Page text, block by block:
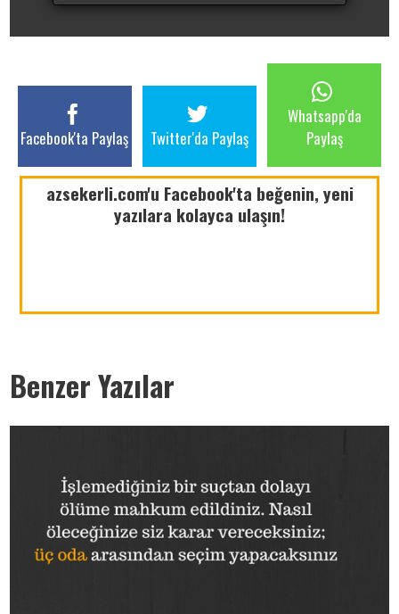
Facebook'ta Paylaş Twitter'da Paylaş
Whatsapp'da
Paylaş
azsekerli.com'u Facebook'ta beğenin, yeni
yazılara kolayca ulaşın!
Benzer Yazılar